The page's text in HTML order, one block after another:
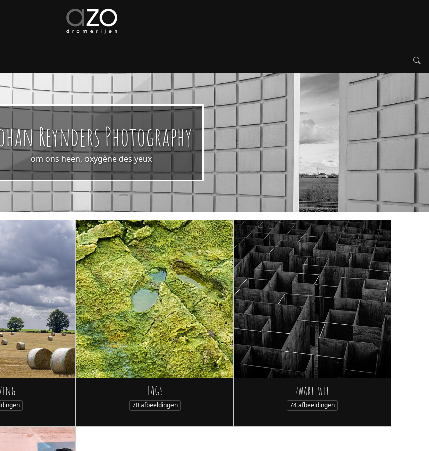
Reynders Photography
om ons heen, oxygène des yeux
TAGs
70 afbeeldingen
zwart-wit
74 afbeeldingen